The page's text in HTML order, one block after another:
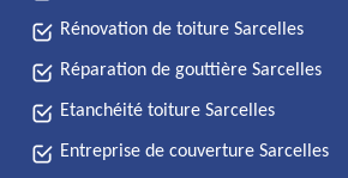
Rénovation de toiture Sarcelles
Réparation de gouttière Sarcelles
Etanchéité toiture Sarcelles
Entreprise de couverture Sarcelles